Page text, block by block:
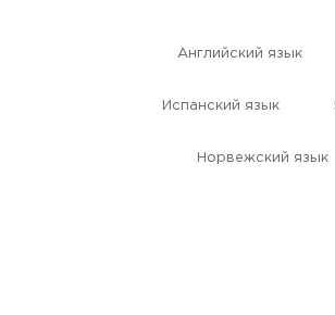
Английский язык
Испанский язык
Норвежский язык